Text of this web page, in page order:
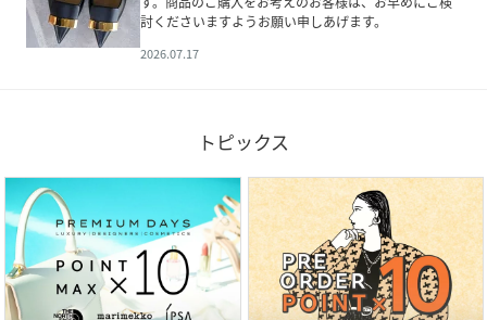
討くださいますようお願い申しあげます。
2026.07.17
トピックス